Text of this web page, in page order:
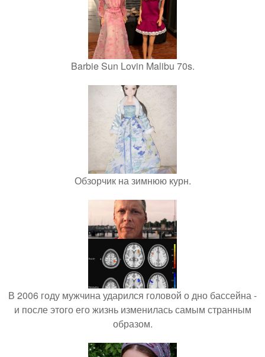
Barbie Sun Lovin Malibu 70s.
Обзорчик на зимнюю курн.
В 2006 году мужчина ударился головой о дно бассейна -
и после этого его жизнь изменилась самым странным
образом.